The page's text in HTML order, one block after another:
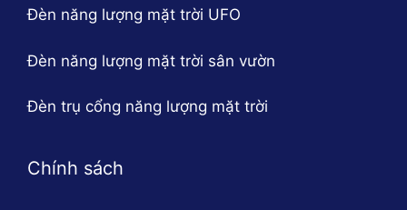
Đèn năng lượng mặt trời UFO
Đèn năng lượng mặt trời sân vườn
Đèn trụ cổng năng lượng mặt trời
Chính sách